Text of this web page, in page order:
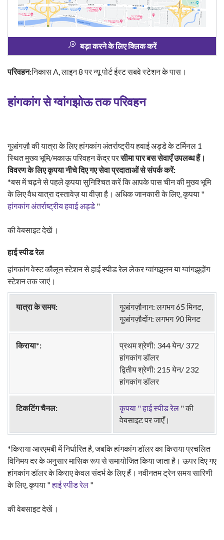
बड़ा करने के लिए क्लिक करें
परिवहन:निकास A, लाइन 8 पर न्यू पोर्ट ईस्ट सबवे स्टेशन के पास।
हांगकांग से ग्वांगझोऊ तक परिवहन
गुआंगज़ौ की यात्रा के लिए हांगकांग अंतर्राष्ट्रीय हवाई अड्डे के टर्मिनल 1
स्थित मुख्य भूमि/मकाऊ परिवहन केंद्र परसीमा पार बस सेवाएँ उपलब्ध हैं।
विवरण के लिए कृपया नीचे दिए गए सेवा प्रदाताओं से संपर्क करें:
*बस में चढ़ने से पहले कृपया सुनिश्चित करें कि आपके पास चीन की मुख्य भूमि
के लिए वैध यात्रा दस्तावेज़ या वीज़ा है। अधिक जानकारी के लिए, कृपया "
हांगकांग अंतर्राष्ट्रीय हवाई अड्डे "
की वेबसाइट देखें ।
हाई स्पीड रेल
हांगकांग वेस्ट कौलून स्टेशन से हाई स्पीड रेल लेकर ग्वांगझूनन या ग्वांगझूदोंग
स्टेशन तक जाएं।
यात्रा के समय:
गुआंगज़ौनान: लगभग 65 मिनट,
गुआंगज़ौदोंग: लगभग 90 मिनट
किराया*:
प्रथम श्रेणी: 344 येन/ 372
हांगकांग डॉलर
द्वितीय श्रेणी: 215 येन/ 232
हांगकांग डॉलर
टिकटिंग चैनल: कृपया " हाई स्पीड रेल "की
वेबसाइट पर जाएँ।
*किराया आरएमबी में निर्धारित है, जबकि हांगकांग डॉलर का किराया प्रचलित
विनिमय दर के अनुसार मासिक रूप से समायोजित किया जाता है। ऊपर दिए गए
हांगकांग डॉलर के किराए केवल संदर्भ के लिए हैं। नवीनतम ट्रेन समय सारिणी
के लिए, कृपया "हाई स्पीड रेल "
की वेबसाइट देखें ।